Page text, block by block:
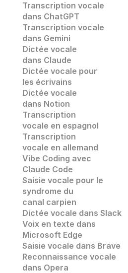
Transcription vocale
dans ChatGPT
Transcription vocale
dans Gemini
Dictée vocale
dans Claude
Dictée vocale pour
les écrivains
Dictée vocale
dans Notion
Transcription
vocale en espagnol
Transcription
vocale en allemand
Vibe Coding avec
Claude Code
Saisie vocale pour le
syndrome du
canal carpien
Dictée vocale dans Slack
Voix en texte dans
Microsoft Edge
Saisie vocale dans Brave
Reconnaissance vocale
dans Opera